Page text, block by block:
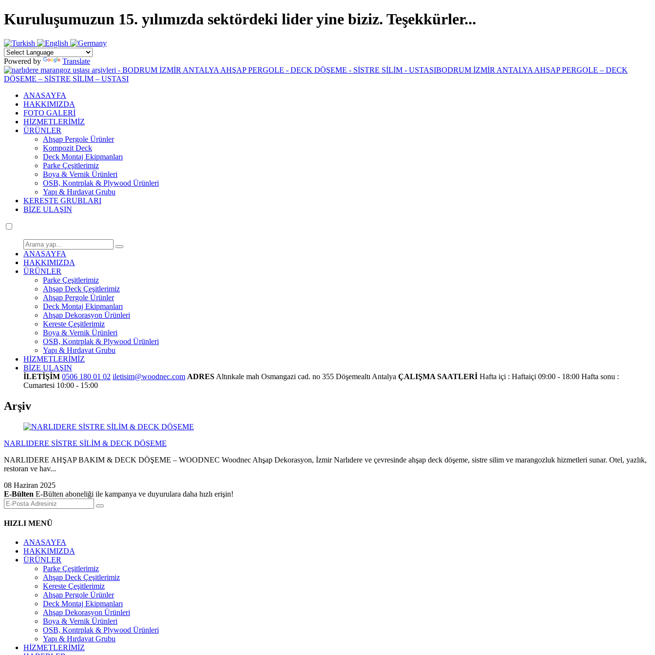
Kuruluşumuzun 15. yılımızda sektördeki lider yine biziz. Teşekkürler...
Powered by Translate
ANASAYFA
HAKKIMIZDA
FOTO GALERİ
HİZMETLERİMİZ
ÜRÜNLER
Ahşap Pergole Ürünler
Kompozit Deck
Deck Montaj Ekipmanları
Parke Çeşitlerimiz
Boya & Vernik Ürünleri
OSB, Kontrplak & Plywood Ürünleri
Yapı & Hırdavat Grubu
KERESTE GRUBLARI
BİZE ULAŞIN
ANASAYFA
HAKKIMIZDA
ÜRÜNLER
Parke Çeşitlerimiz
Ahşap Deck Çeşitlerimiz
Ahşap Pergole Ürünler
Deck Montaj Ekipmanları
Ahşap Dekorasyon Ürünleri
Kereste Çeşitlerimiz
Boya & Vernik Ürünleri
OSB, Kontrplak & Plywood Ürünleri
Yapı & Hırdavat Grubu
HİZMETLERİMİZ
BİZE ULAŞIN
İLETİŞİM 0506 180 01 02 iletisim@woodnec.com ADRES Altınkale mah Osmangazi cad. no 355 Döşemealtı Antalya ÇALIŞMA SAATLERİ Hafta içi : Haftaiçi 09:00 - 18:00 Hafta sonu :
Cumartesi 10:00 - 15:00
Arşiv
NARLIDERE SİSTRE SİLİM & DECK DÖŞEME
NARLIDERE AHŞAP BAKIM & DECK DÖŞEME – WOODNEC Woodnec Ahşap Dekorasyon, İzmir Narlıdere ve çevresinde ahşap deck döşeme, sistre silim ve marangozluk hizmetleri sunar. Otel, yazlık,
restoran ve hav...
08 Haziran 2025
E-Bülten E-Bülten aboneliği ile kampanya ve duyurulara daha hızlı erişin!
HIZLI MENÜ
ANASAYFA
HAKKIMIZDA
ÜRÜNLER
Parke Çeşitlerimiz
Ahşap Deck Çeşitlerimiz
Kereste Çeşitlerimiz
Ahşap Pergole Ürünler
Deck Montaj Ekipmanları
Ahşap Dekorasyon Ürünleri
Boya & Vernik Ürünleri
OSB, Kontrplak & Plywood Ürünleri
Yapı & Hırdavat Grubu
HİZMETLERİMİZ